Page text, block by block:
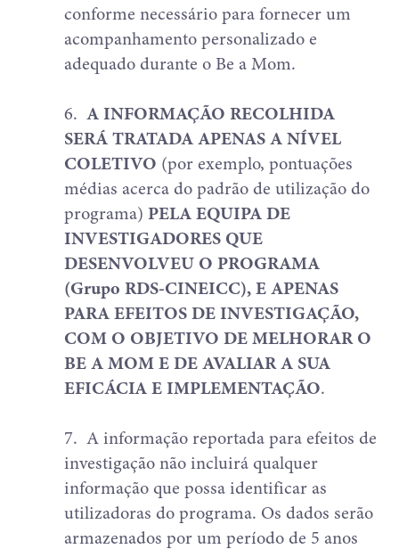
conforme necessário para fornecer um
acompanhamento personalizado e
adequado durante o Be a Mom.
6. A INFORMAÇÃO RECOLHIDA
SERÁ TRATADA APENAS A NÍVEL
COLETIVO (por exemplo, pontuações
médias acerca do padrão de utilização do
programa)PELA EQUIPA DE
INVESTIGADORES QUE
DESENVOLVEU O PROGRAMA
(Grupo RDS-CINEICC), E APENAS
PARA EFEITOS DE INVESTIGAÇÃO,
COM O OBJETIVO DE MELHORAR O
BE A MOM E DE AVALIAR A SUA
EFICÁCIA E IMPLEMENTAÇÃO.
7. A informação reportada para efeitos de
investigação não incluirá qualquer
informação que possa identificar as
utilizadoras do programa. Os dados serão
armazenados por um período de 5 anos